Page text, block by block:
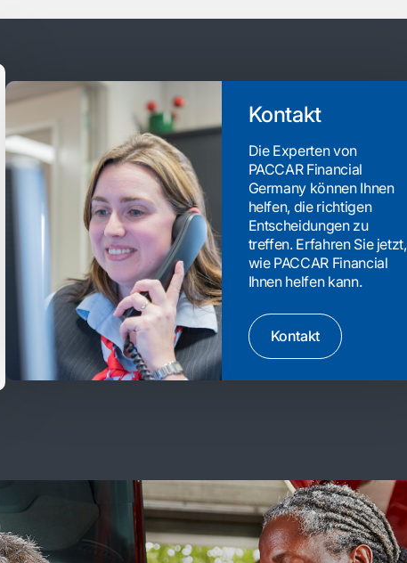
Kontakt
Die Experten von
PACCAR Financial
Germany können Ihnen
helfen, die richtigen
Entscheidungen zu
treffen. Erfahren Sie jetzt,
wie PACCAR Financial
Ihnen helfen kann.
Kontakt